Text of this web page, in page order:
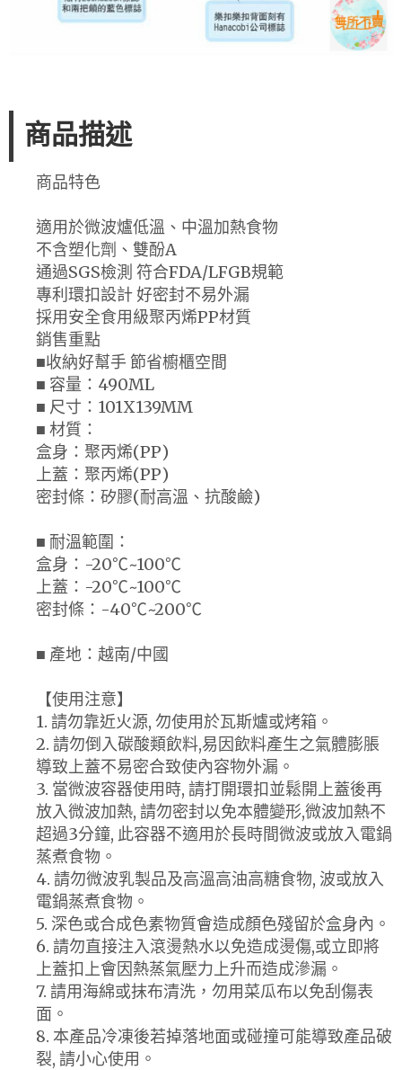
商品描述
商品特色
適用於微波爐低溫、中溫加熱食物
不含塑化劑、雙酚A
通過SGS檢測 符合FDA/LFGB規範
專利環扣設計 好密封不易外漏
採用安全食用級聚丙烯PP材質
銷售重點
■收納好幫手 節省櫥櫃空間
■ 容量：490ML
■ 尺寸：101X139MM
■ 材質：
盒身：聚丙烯(PP)
上蓋：聚丙烯(PP)
密封條：矽膠(耐高溫、抗酸鹼)
■ 耐溫範圍：
盒身：-20℃~100℃
上蓋：-20℃~100℃
密封條：-40℃~200℃
■ 產地：越南/中國
【使用注意】
1. 請勿靠近火源, 勿使用於瓦斯爐或烤箱。
2. 請勿倒入碳酸類飲料,易因飲料產生之氣體膨脹
導致上蓋不易密合致使內容物外漏。
3. 當微波容器使用時, 請打開環扣並鬆開上蓋後再
放入微波加熱, 請勿密封以免本體變形,微波加熱不
超過3分鐘, 此容器不適用於長時間微波或放入電鍋
蒸煮食物。
4. 請勿微波乳製品及高溫高油高糖食物, 波或放入
電鍋蒸煮食物。
5. 深色或合成色素物質會造成顏色殘留於盒身內。
6. 請勿直接注入滾燙熱水以免造成燙傷,或立即將
上蓋扣上會因熱蒸氣壓力上升而造成滲漏。
7. 請用海綿或抹布清洗，勿用菜瓜布以免刮傷表
面。
8. 本產品冷凍後若掉落地面或碰撞可能導致產品破
裂, 請小心使用。